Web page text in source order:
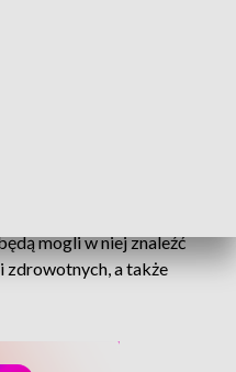
mogli w niej znaleźć
zdrowotnych, a także